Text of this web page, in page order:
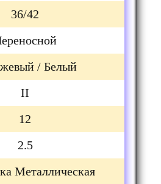
36/42
/ Белый
II
12
2.5
Металлическая